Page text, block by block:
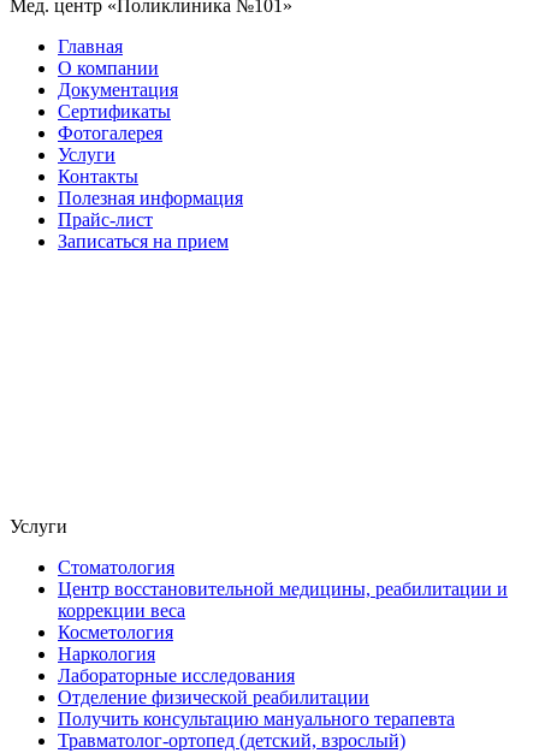
Мед. центр «Поликлиника №101»
Главная
О компании
Документация
Сертификаты
Фотогалерея
Услуги
Контакты
Полезная информация
Прайс-лист
Записаться на прием
Услуги
Стоматология
Центр восстановительной медицины, реабилитации и
коррекции веса
Косметология
Наркология
Лабораторные исследования
Отделение физической реабилитации
Получить консультацию мануального терапевта
Травматолог-ортопед (детский, взрослый)